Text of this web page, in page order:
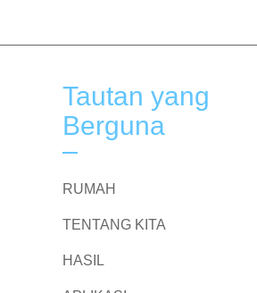
Tautan yang
Berguna
RUMAH
TENTANG KITA
HASIL